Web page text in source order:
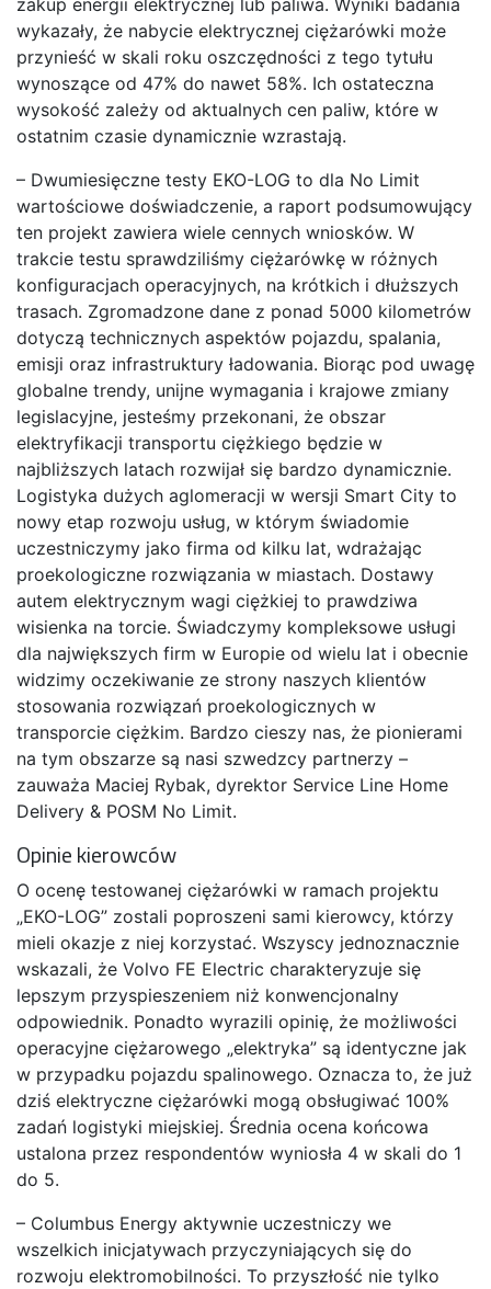
wykazały, że nabycie elektrycznej ciężarówki może
przynieść w skali roku oszczędności z tego tytułu
wynoszące od 47% do nawet 58%. Ich ostateczna
wysokość zależy od aktualnych cen paliw, które w
ostatnim czasie dynamicznie wzrastają.
– Dwumiesięczne testy EKO-LOG to dla No Limit
wartościowe doświadczenie, a raport podsumowujący
ten projekt zawiera wiele cennych wniosków. W
trakcie testu sprawdziliśmy ciężarówkę w różnych
konfiguracjach operacyjnych, na krótkich i dłuższych
trasach. Zgromadzone dane z ponad 5000 kilometrów
dotyczą technicznych aspektów pojazdu, spalania,
emisji oraz infrastruktury ładowania. Biorąc pod uwagę
globalne trendy, unijne wymagania i krajowe zmiany
legislacyjne, jesteśmy przekonani, że obszar
elektryfikacji transportu ciężkiego będzie w
najbliższych latach rozwijał się bardzo dynamicznie.
Logistyka dużych aglomeracji w wersji Smart City to
nowy etap rozwoju usług, w którym świadomie
uczestniczymy jako firma od kilku lat, wdrażając
proekologiczne rozwiązania w miastach. Dostawy
autem elektrycznym wagi ciężkiej to prawdziwa
wisienka na torcie. Świadczymy kompleksowe usługi
dla największych firm w Europie od wielu lat i obecnie
widzimy oczekiwanie ze strony naszych klientów
stosowania rozwiązań proekologicznych w
transporcie ciężkim. Bardzo cieszy nas, że pionierami
na tym obszarze są nasi szwedzcy partnerzy –
zauważa Maciej Rybak, dyrektor Service Line Home
Delivery & POSM No Limit.
Opinie kierowców
O ocenę testowanej ciężarówki w ramach projektu
„EKO-LOG” zostali poproszeni sami kierowcy, którzy
mieli okazje z niej korzystać. Wszyscy jednoznacznie
wskazali, że Volvo FE Electric charakteryzuje się
lepszym przyspieszeniem niż konwencjonalny
odpowiednik. Ponadto wyrazili opinię, że możliwości
operacyjne ciężarowego „elektryka” są identyczne jak
w przypadku pojazdu spalinowego. Oznacza to, że już
dziś elektryczne ciężarówki mogą obsługiwać 100%
zadań logistyki miejskiej. Średnia ocena końcowa
ustalona przez respondentów wyniosła 4 w skali do 1
do 5.
– Columbus Energy aktywnie uczestniczy we
wszelkich inicjatywach przyczyniających się do
rozwoju elektromobilności. To przyszłość nie tylko